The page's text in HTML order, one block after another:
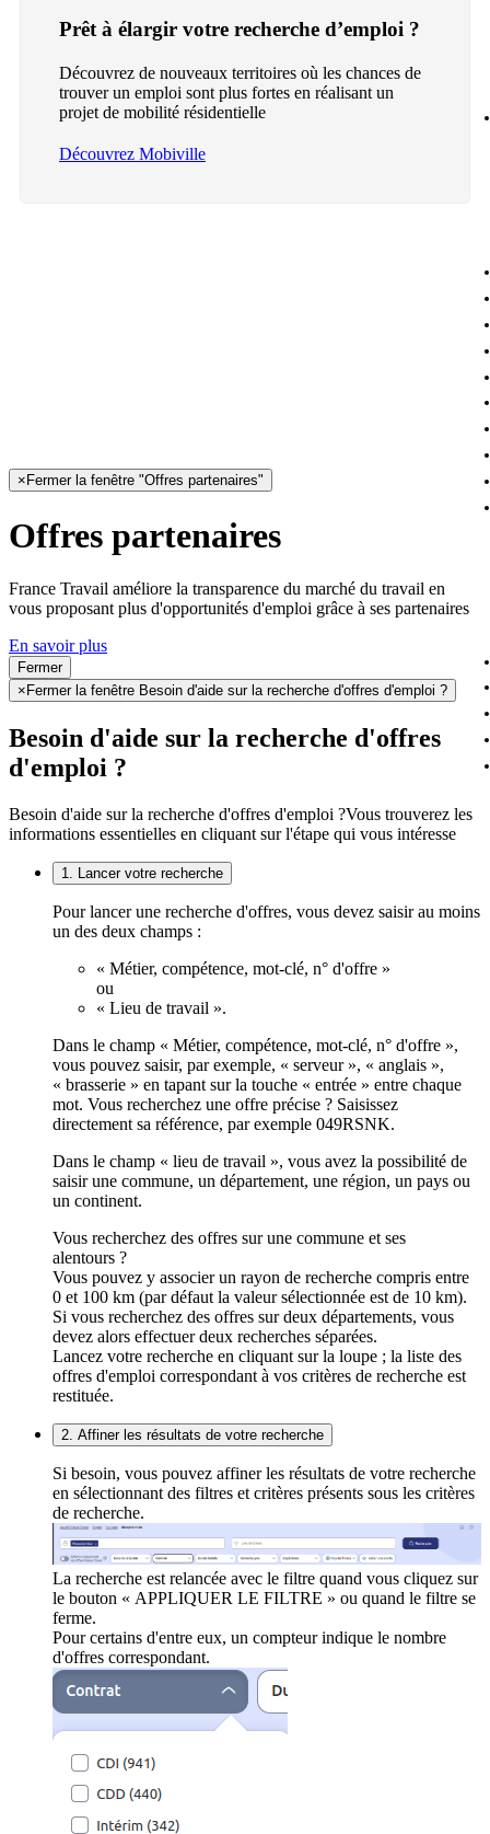
Prêt à élargir votre recherche d’emploi ?
Découvrez de nouveaux territoires où les chances de
trouver un emploi sont plus fortes en réalisant un
projet de mobilité résidentielle
Découvrez Mobiville
× Fermer la fenêtre "Offres partenaires"
Offres partenaires
France Travail améliore la transparence du marché du travail en
vous proposant plus d'opportunités d'emploi grâce à ses partenaires
En savoir plus
Fermer
× Fermer la fenêtre Besoin d'aide sur la recherche d'offres d'emploi ?
Besoin d'aide sur la recherche d'offres
d'emploi ?
Besoin d'aide sur la recherche d'offres d'emploi ?Vous trouverez les
informations essentielles en cliquant sur l'étape qui vous intéresse
1. Lancer votre recherche
Pour lancer une recherche d'offres, vous devez saisir au moins
un des deux champs :
« Métier, compétence, mot-clé, n° d'offre »
ou
« Lieu de travail ».
Dans le champ « Métier, compétence, mot-clé, n° d'offre »,
vous pouvez saisir, par exemple, « serveur », « anglais »,
« brasserie » en tapant sur la touche « entrée » entre chaque
mot. Vous recherchez une offre précise ? Saisissez
directement sa référence, par exemple 049RSNK.
Dans le champ « lieu de travail », vous avez la possibilité de
saisir une commune, un département, une région, un pays ou
un continent.
Vous recherchez des offres sur une commune et ses
alentours ?
Vous pouvez y associer un rayon de recherche compris entre
0 et 100 km (par défaut la valeur sélectionnée est de 10 km).
Si vous recherchez des offres sur deux départements, vous
devez alors effectuer deux recherches séparées.
Lancez votre recherche en cliquant sur la loupe ; la liste des
offres d'emploi correspondant à vos critères de recherche est
restituée.
2. Affiner les résultats de votre recherche
Si besoin, vous pouvez affiner les résultats de votre recherche
en sélectionnant des filtres et critères présents sous les critères
de recherche.
La recherche est relancée avec le filtre quand vous cliquez sur
le bouton « APPLIQUER LE FILTRE » ou quand le filtre se
ferme.
Pour certains d'entre eux, un compteur indique le nombre
d'offres correspondant.